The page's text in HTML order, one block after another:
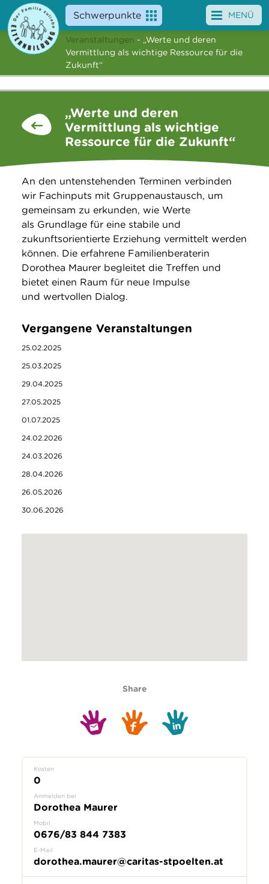
Schwerpunkte
Angebote
Veranstaltungen
Service
Über uns
Suche
MENÜ
Veranstaltungen - „Werte und deren
Vermittlung als wichtige Ressource für die
Zukunft“
„Werte und deren
Vermittlung als wichtige
Ressource für die Zukunft“
An den untenstehenden Terminen verbinden
wir Fachinputs mit Gruppenaustausch, um
gemeinsam zu erkunden, wie Werte
als Grundlage für eine stabile und
zukunftsorientierte Erziehung vermittelt werden
können. Die erfahrene Familienberaterin
Dorothea Maurer begleitet die Treffen und
bietet einen Raum für neue Impulse
und wertvollen Dialog.
Vergangene Veranstaltungen
25.02.2025
25.03.2025
29.04.2025
27.05.2025
01.07.2025
24.02.2026
24.03.2026
28.04.2026
26.05.2026
30.06.2026
Share
Kosten
0
Anmelden bei
Dorothea Maurer
Mobil
0676/83 844 7383
E-Mail
dorothea.maurer@caritas-stpoelten.at